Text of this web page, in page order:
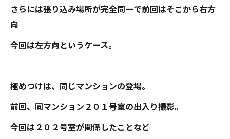
さらには張り込み場所が完全同一で前回はそこから右方
向
今回は左方向というケース。
極めつけは、同じマンションの登場。
前回、同マンション２０１号室の出入り撮影。
今回は２０２号室が関係したことなど